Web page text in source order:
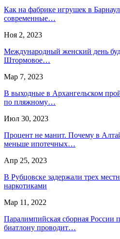
Как на фабрике игрушек в
современные…
Ноя 2, 2023
Международный женский день
Штормовое…
Мар 7, 2023
В выходные в Архангельском
по пляжному…
Июл 30, 2023
Процент не манит. Почему в
меньше ипотечных…
Апр 25, 2023
В Рубцовске задержали трех
наркотиками
Мар 11, 2022
Паралимпийская сборная
биатлону проводит…